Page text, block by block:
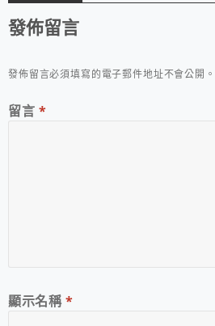
發佈留言
發佈留言必須填寫的電子郵件地址不會公開。
留言 *
顯示名稱*